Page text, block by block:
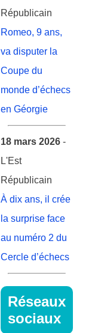
Républicain
Romeo, 9 ans,
va disputer la
Coupe du
monde d’échecs
en Géorgie
18 mars 2026 -
L'Est
Républicain
À dix ans, il crée
la surprise face
au numéro 2 du
Cercle d’échecs
Réseaux
sociaux